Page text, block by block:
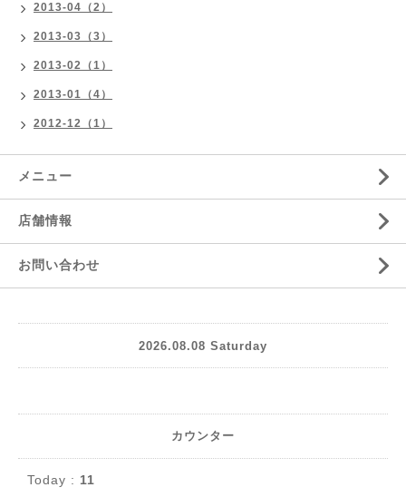
2013-04（2）
2013-03（3）
2013-02（1）
2013-01（4）
2012-12（1）
メニュー
店舗情報
お問い合わせ
2026.08.08 Saturday
カウンター
Today : 11